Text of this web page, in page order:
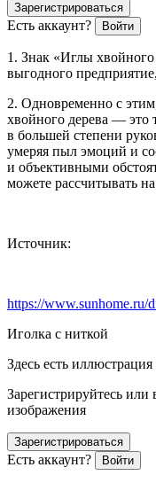
Зарегистрироваться
Есть аккаунт? Войти
1. Знак «Иглы
выгодного
2. Одновременно с
хвойного дерева — это
в большей степени
умеряя пыл эмоций и
и объективными
можете рассчитывать
Источник:
https://www.sunhome.ru/
Иголка с ниткой
Здесь есть иллюстрация
Зарегистрируйтесь
изображения
Зарегистрироваться
Есть аккаунт? Войти